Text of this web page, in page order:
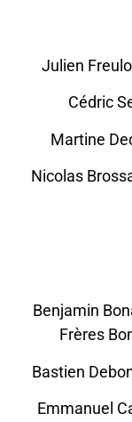
Julien
Cédric
Martine
Nicolas
Benjamin
Frères
Bastien
Emmanuel